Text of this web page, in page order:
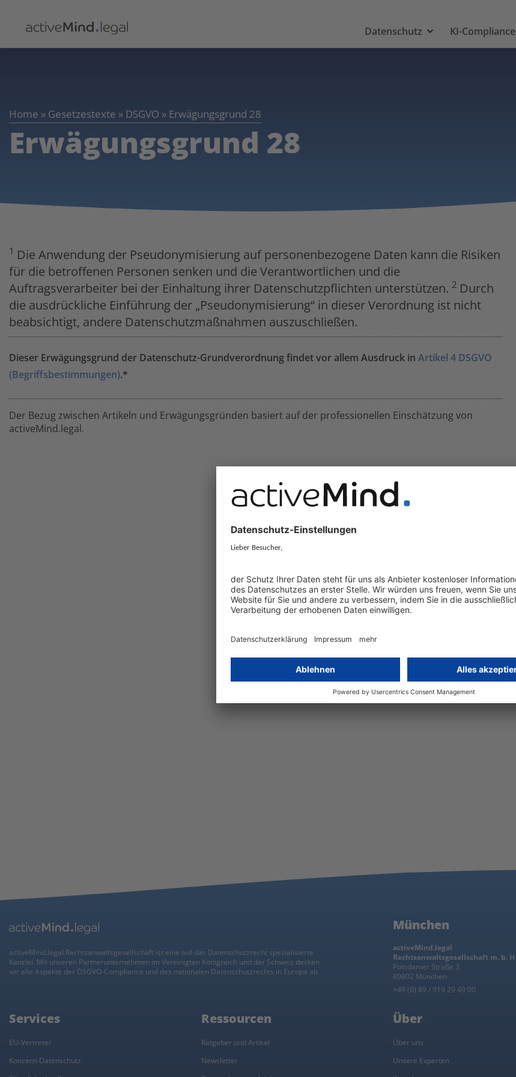
Datenschutz KI-Compliance
Home » Gesetzestexte » DSGVO » Erwägungsgrund 28
Erwägungsgrund 28
1 Die Anwendung der Pseudonymisierung auf personenbezogene Daten kann die Risiken
für die betroffenen Personen senken und die Verantwortlichen und die
Auftragsverarbeiter bei der Einhaltung ihrer Datenschutzpflichten unterstützen. 2 Durch
die ausdrückliche Einführung der „Pseudonymisierung“ in dieser Verordnung ist nicht
beabsichtigt, andere Datenschutzmaßnahmen auszuschließen.
Dieser Erwägungsgrund der Datenschutz-Grundverordnung findet vor allem Ausdruck in Artikel 4 DSGVO
(Begriffsbestimmungen).*
Der Bezug zwischen Artikeln und Erwägungsgründen basiert auf der professionellen Einschätzung von
activeMind.legal.
activeMind.legal Rechtsanwaltsgesellschaft ist eine auf das Datenschutzrecht spezialisierte
Kanzlei. Mit unseren Partnerunternehmen im Vereinigten Königreich und der Schweiz decken
wir alle Aspekte der DSGVO-Compliance und des nationalen Datenschutzrechts in Europa ab.
München
activeMind.legal
Rechtsanwaltsgesellschaft m. b. H
Potsdamer Straße 3
80802 München
+49 (0) 89 / 919 29 49 00
Services
EU-Vertreter
Konzern-Datenschutz
Ressourcen
Ratgeber und Artikel
Newsletter
Über
Über uns
Unsere Experten